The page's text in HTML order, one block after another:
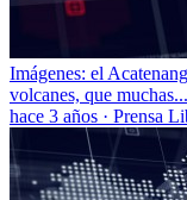
Imágenes: el
volcanes, que muchas...
hace 3 años · Prensa